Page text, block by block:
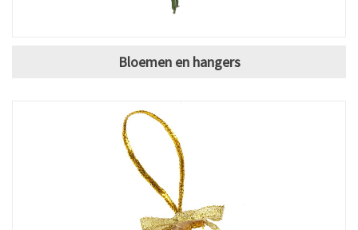
Bloemen en hangers